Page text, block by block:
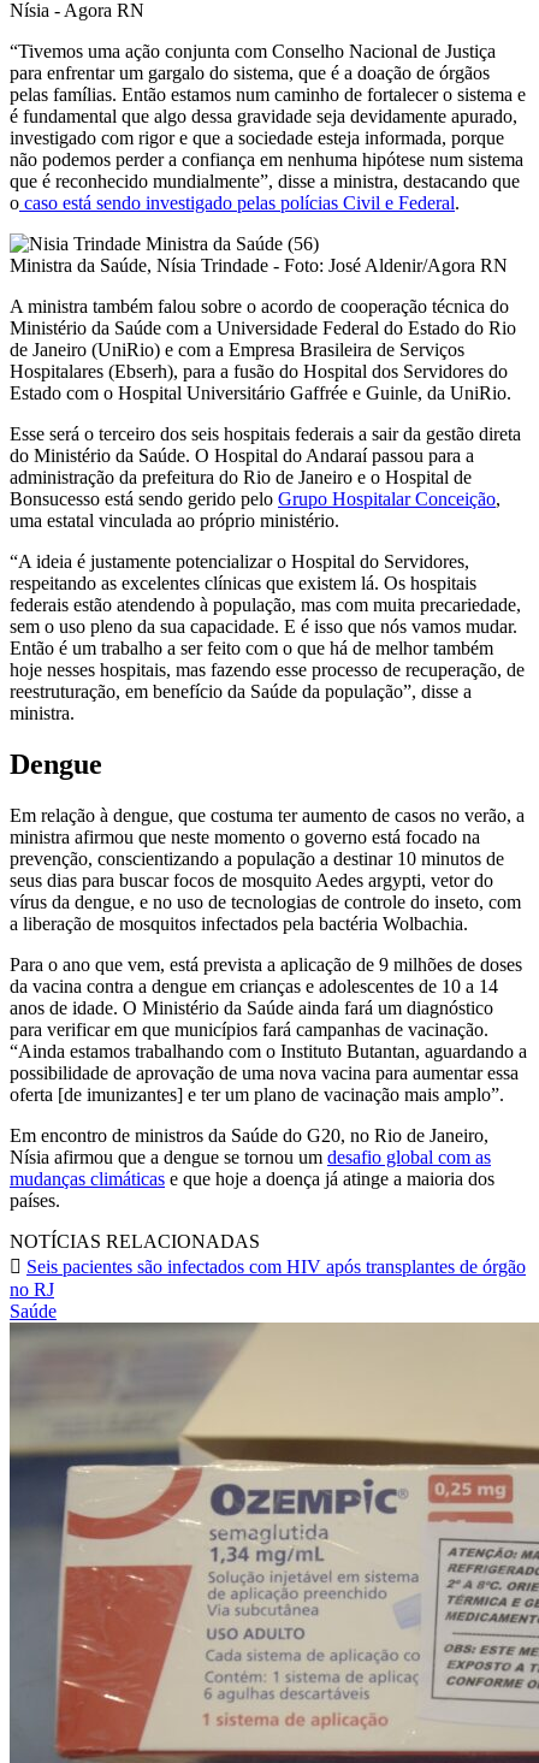
“Tivemos uma ação conjunta com Conselho Nacional de Justiça
para enfrentar um gargalo do sistema, que é a doação de órgãos
pelas famílias. Então estamos num caminho de fortalecer o sistema e
é fundamental que algo dessa gravidade seja devidamente apurado,
investigado com rigor e que a sociedade esteja informada, porque
não podemos perder a confiança em nenhuma hipótese num sistema
que é reconhecido mundialmente”, disse a ministra, destacando que
o caso está sendo investigado pelas polícias Civil e Federal.
Ministra da Saúde, Nísia Trindade - Foto: José Aldenir/Agora RN
A ministra também falou sobre o acordo de cooperação técnica do
Ministério da Saúde com a Universidade Federal do Estado do Rio
de Janeiro (UniRio) e com a Empresa Brasileira de Serviços
Hospitalares (Ebserh), para a fusão do Hospital dos Servidores do
Estado com o Hospital Universitário Gaffrée e Guinle, da UniRio.
Esse será o terceiro dos seis hospitais federais a sair da gestão direta
do Ministério da Saúde. O Hospital do Andaraí passou para a
administração da prefeitura do Rio de Janeiro e o Hospital de
Bonsucesso está sendo gerido pelo Grupo Hospitalar Conceição,
uma estatal vinculada ao próprio ministério.
“A ideia é justamente potencializar o Hospital do Servidores,
respeitando as excelentes clínicas que existem lá. Os hospitais
federais estão atendendo à população, mas com muita precariedade,
sem o uso pleno da sua capacidade. E é isso que nós vamos mudar.
Então é um trabalho a ser feito com o que há de melhor também
hoje nesses hospitais, mas fazendo esse processo de recuperação, de
reestruturação, em benefício da Saúde da população”, disse a
ministra.
Dengue
Em relação à dengue, que costuma ter aumento de casos no verão, a
ministra afirmou que neste momento o governo está focado na
prevenção, conscientizando a população a destinar 10 minutos de
seus dias para buscar focos de mosquito Aedes argypti, vetor do
vírus da dengue, e no uso de tecnologias de controle do inseto, com
a liberação de mosquitos infectados pela bactéria Wolbachia.
Para o ano que vem, está prevista a aplicação de 9 milhões de doses
da vacina contra a dengue em crianças e adolescentes de 10 a 14
anos de idade. O Ministério da Saúde ainda fará um diagnóstico
para verificar em que municípios fará campanhas de vacinação.
“Ainda estamos trabalhando com o Instituto Butantan, aguardando a
possibilidade de aprovação de uma nova vacina para aumentar essa
oferta [de imunizantes] e ter um plano de vacinação mais amplo”.
Em encontro de ministros da Saúde do G20, no Rio de Janeiro,
Nísia afirmou que a dengue se tornou um desafio global com as
mudanças climáticas e que hoje a doença já atinge a maioria dos
países.
NOTÍCIAS RELACIONADAS
Seis pacientes são infectados com HIV após transplantes de órgão
no RJ
Saúde